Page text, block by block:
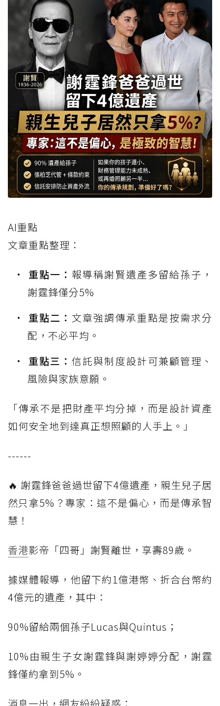
AI重點
文章重點整理：
重點一： 報導稱謝賢遺產多留給孫子，
謝霆鋒僅分5%
重點二： 文章強調傳承重點是按需求分
配，不必平均。
重點三：信託與制度設計可兼顧管理、
風險與家族意願。
「傳承不是把財產平均分掉，而是設計資產
如何安全地到達真正想照顧的人手上。」
------
🔥 謝霆鋒爸爸過世留下4億遺產，親生兒子居
然只拿5%？專家：這不是偏心，而是傳承智
慧！
香港影帝「四哥」謝賢離世，享壽89歲。
據媒體報導，他留下約1億港幣、折合台幣約
4億元的遺產，其中：
90%留給兩個孫子Lucas與Quintus；
10%由親生子女謝霆鋒與謝婷婷分配，謝霆
鋒僅約拿到5%。